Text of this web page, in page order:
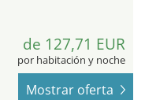
de 127,71 EUR
por habitación y noche
Mostrar oferta